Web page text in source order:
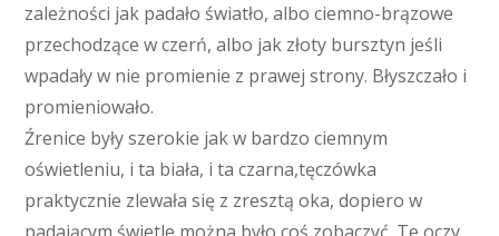
zależności jak padało światło, albo ciemno-brązowe
przechodzące w czerń, albo jak złoty bursztyn jeśli
wpadały w nie promienie z prawej strony. Błyszczało i
promieniowało.
Źrenice były szerokie jak w bardzo ciemnym
oświetleniu, i ta biała, i ta czarna,tęczówka
praktycznie zlewała się z zresztą oka, dopiero w